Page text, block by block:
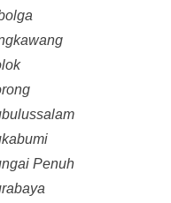
Penuh